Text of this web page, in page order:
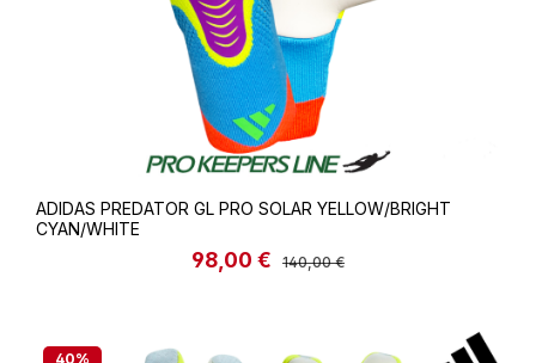
ADIDAS PREDATOR GL PRO SOLAR YELLOW/BRIGHT
CYAN/WHITE
Verkaufspreis:
98,00 € Regulärer Preis:
140,00 €
40%